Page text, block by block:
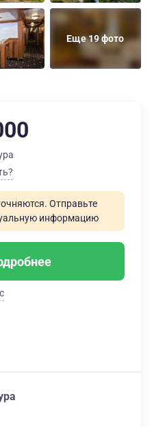
Еще 19 фото
Отправьте
информацию